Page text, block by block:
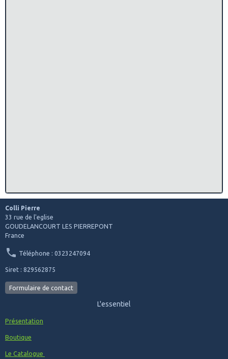
Colli Pierre
33 rue de l'eglise
GOUDELANCOURT LES PIERREPONT
France
Téléphone : 0323247094
Siret : 829562875
Formulaire de contact
L'essentiel
Présentation
Boutique
Le Catalogue